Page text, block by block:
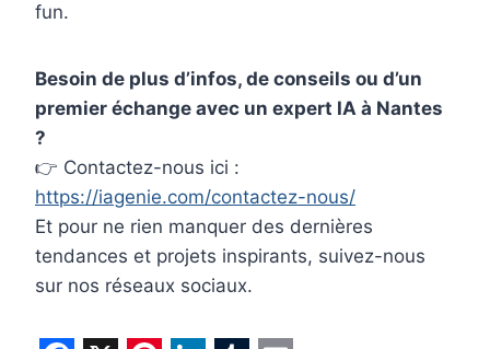
fun.
Besoin de plus d’infos, de conseils ou d’un
premier échange avec un expert IA à Nantes
?
👉 Contactez-nous ici :
https://iagenie.com/contactez-nous/
Et pour ne rien manquer des dernières
tendances et projets inspirants, suivez-nous
sur nos réseaux sociaux.